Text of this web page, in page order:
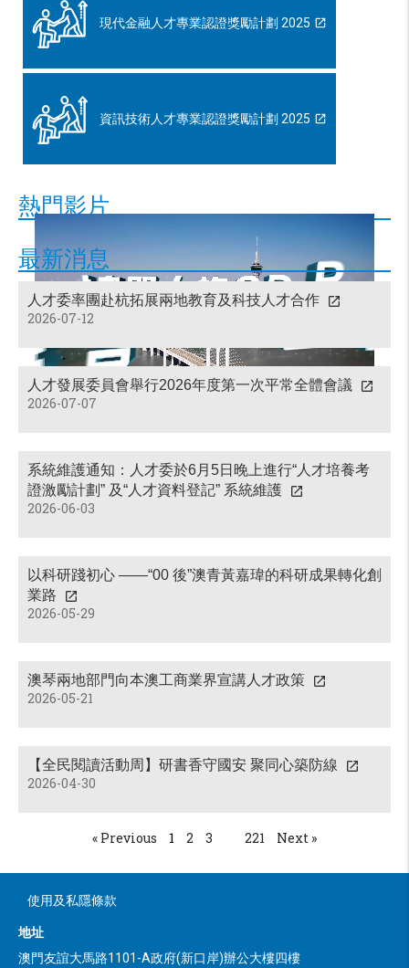
現代金融人才專業認證獎勵計劃 2025
資訊技術人才專業認證獎勵計劃 2025
熱門影片
最新消息
人才委率團赴杭拓展兩地教育及科技人才合作
2026-07-12
人才發展委員會舉行2026年度第一次平常全體會議
2026-07-07
系統維護通知：人才委於6月5日晚上進行“人才培養考
證激勵計劃” 及“人才資料登記” 系統維護
2026-06-03
以科研踐初心 ——“00 後”澳青黃嘉瑋的科研成果轉化創
業路
2026-05-29
澳琴兩地部門向本澳工商業界宣講人才政策
2026-05-21
【全民閱讀活動周】研書香守國安 聚同心築防線
2026-04-30
« Previous 1 2 3 221 Next »
使用及私隱條款
地址
澳門友誼大馬路1101-A政府(新口岸)辦公大樓四樓